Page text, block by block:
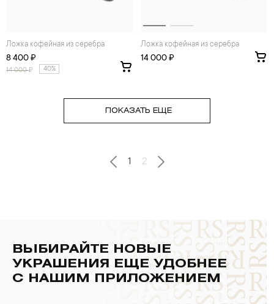
Ложка кофейная из серебра
8 400 ₽
14 000₽ 40%
Ложка кофейная из серебра
14 000 ₽
ПОКАЗАТЬ ЕЩЕ
1 2
ВЫБИРАЙТЕ НОВЫЕ
УКРАШЕНИЯ ЕЩЕ УДОБНЕЕ
С НАШИМ ПРИЛОЖЕНИЕМ